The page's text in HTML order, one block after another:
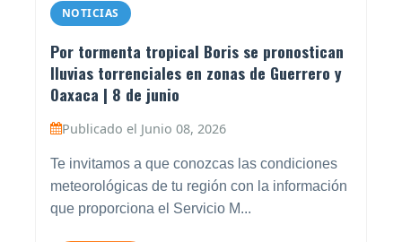
NOTICIAS
Por tormenta tropical Boris se pronostican
lluvias torrenciales en zonas de Guerrero y
Oaxaca | 8 de junio
Publicado el Junio 08, 2026
Te invitamos a que conozcas las condiciones
meteorológicas de tu región con la información
que proporciona el Servicio M...